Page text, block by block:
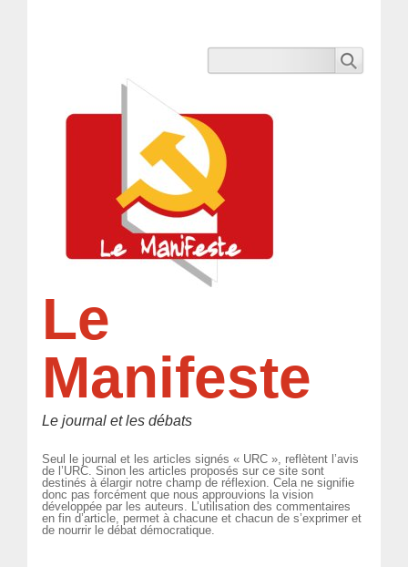
Le
Manifeste
Le journal et les débats
Seul le journal et les articles signés « URC », reflètent l’avis
de l’URC. Sinon les articles proposés sur ce site sont
destinés à élargir notre champ de réflexion. Cela ne signifie
donc pas forcément que nous approuvions la vision
développée par les auteurs. L’utilisation des commentaires
en fin d’article, permet à chacune et chacun de s’exprimer et
de nourrir le débat démocratique.